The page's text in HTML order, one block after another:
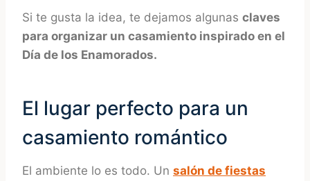
Si te gusta la idea, te dejamos algunas claves
para organizar un casamiento inspirado en el
Día de los Enamorados.
El lugar perfecto para un
casamiento romántico
El ambiente lo es todo. Un salón de fiestas